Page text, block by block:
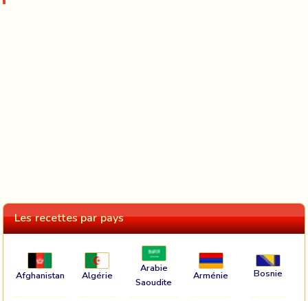
Les recettes par pays
Afghanistan Algérie
Arabie
Saoudite
Arménie Bosnie